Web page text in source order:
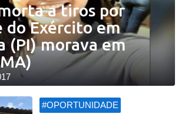
a tiros por
Exército em
(PI) morava em
#OPORTUNIDADE